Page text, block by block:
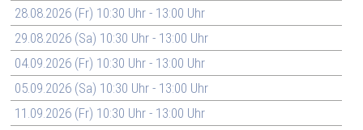
28.08.2026 (Fr) 10:30 Uhr - 13:00 Uhr
29.08.2026 (Sa) 10:30 Uhr - 13:00 Uhr
04.09.2026 (Fr) 10:30 Uhr - 13:00 Uhr
05.09.2026 (Sa) 10:30 Uhr - 13:00 Uhr
11.09.2026 (Fr) 10:30 Uhr - 13:00 Uhr